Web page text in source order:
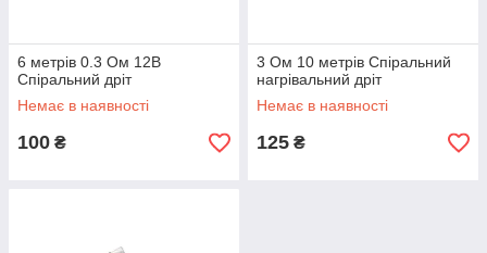
6 метрів 0.3 Ом 12В
Спіральний дріт
Немає в наявності
100 ₴
3 Ом 10 метрів Спіральний
нагрівальний дріт
Немає в наявності
125 ₴